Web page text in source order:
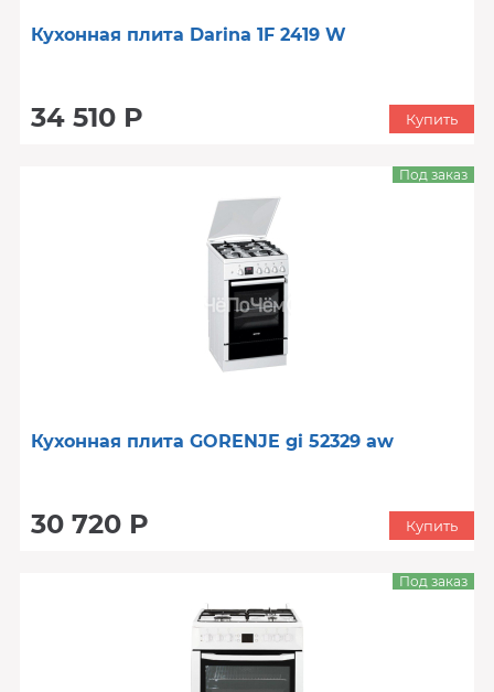
Кухонная плита Darina 1F 2419 W
34 510 Р Купить
Кухонная плита GORENJE gi 52329 aw
30 720 Р
Под заказ
Купить
Под заказ